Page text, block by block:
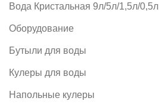
Вода Кристальная 9л/5л/1,5л/0,5л
Оборудование
Бутыли для воды
Кулеры для воды
Напольные кулеры